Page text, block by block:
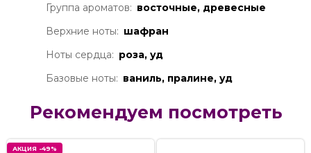
Группа ароматов: восточные, древесные
Верхние ноты: шафран
Ноты сердца: роза, уд
Базовые ноты: ваниль, пралине, уд
Рекомендуем посмотреть
АКЦИЯ -49%